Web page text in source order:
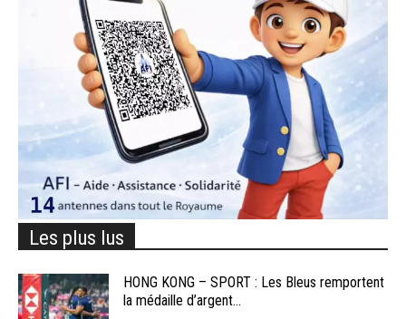
Les plus lus
HONG KONG – SPORT : Les Bleus remportent
la médaille d’argent...